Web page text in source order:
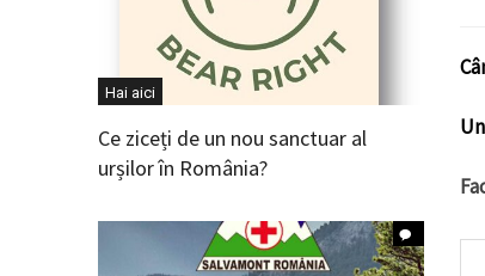
Hai aici
Ce ziceți de un nou sanctuar al
urșilor în România?